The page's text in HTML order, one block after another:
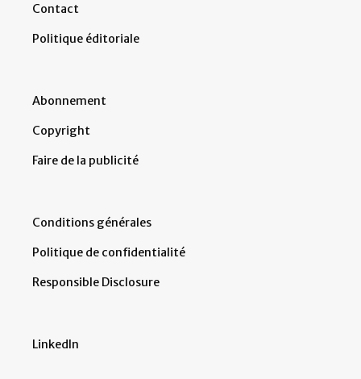
Contact
Politique éditoriale
Abonnement
Copyright
Faire de la publicité
Conditions générales
Politique de confidentialité
Responsible Disclosure
LinkedIn